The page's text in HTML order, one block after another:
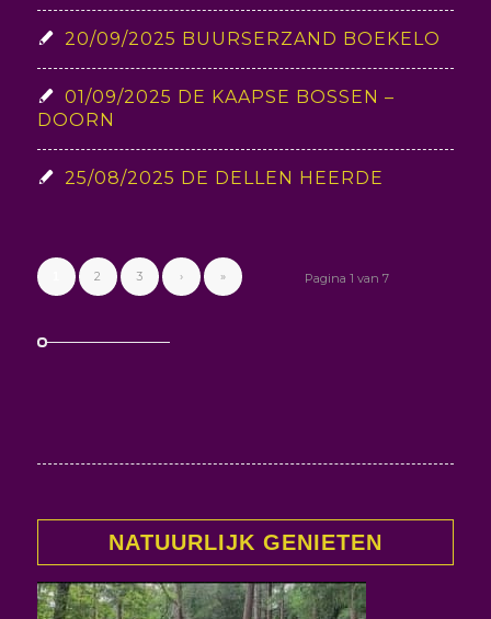
20/09/2025 BUURSERZAND BOEKELO
01/09/2025 DE KAAPSE BOSSEN –
DOORN
25/08/2025 DE DELLEN HEERDE
Pagina 1 van 7
2 3 › »
NATUURLIJK GENIETEN